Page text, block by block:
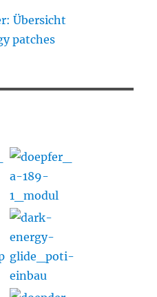
Übersicht
patches